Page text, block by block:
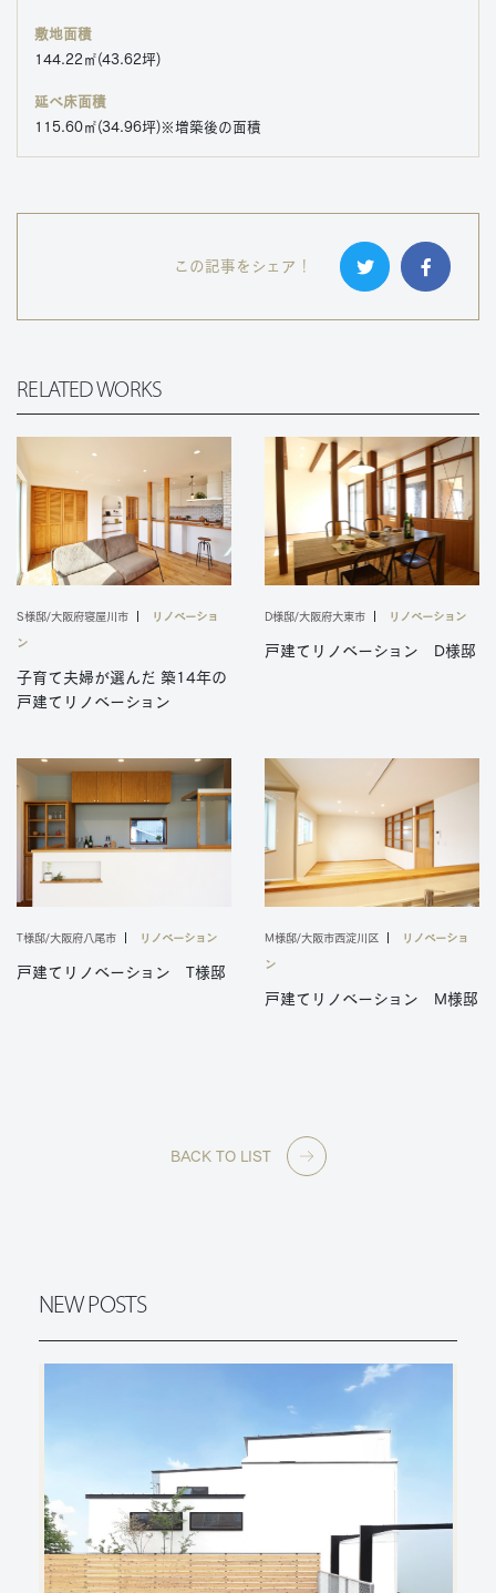
敷地面積
144.22㎡(43.62坪)
延べ床面積
115.60㎡(34.96坪)※増築後の面積
この記事をシェア！
RELATED WORKS
S様邸/大阪府寝屋川市 リノベーショ
ン
子育て夫婦が選んだ 築14年の
戸建てリノベーション
D様邸/大阪府大東市 リノベーション
戸建てリノベーション D様邸
T様邸/大阪府八尾市 リノベーション
戸建てリノベーション T様邸
M様邸/大阪市西淀川区 リノベーショ
ン
戸建てリノベーション M様邸
BACK TO LIST
NEW POSTS